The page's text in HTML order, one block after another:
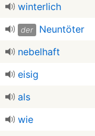
winterlich
der Neuntöter
nebelhaft
eisig
als
wie